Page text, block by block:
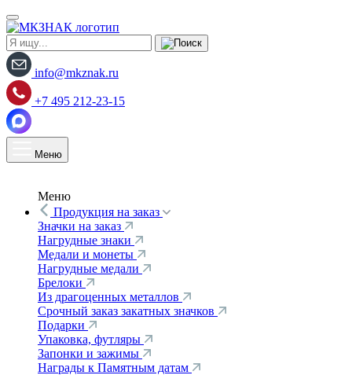
info@mkznak.ru
+7 495 212-23-15
Меню
Меню
Продукция на заказ
Значки на заказ
Нагрудные знаки
Медали и монеты
Нагрудные медали
Брелоки
Из драгоценных металлов
Срочный заказ закатных значков
Подарки
Упаковка, футляры
Запонки и зажимы
Награды к Памятным датам